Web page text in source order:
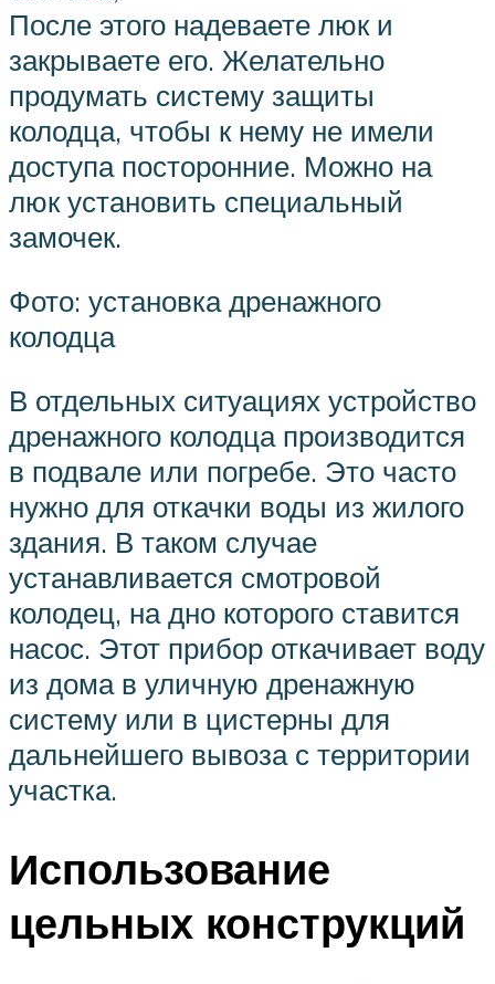
После этого надеваете люк и
закрываете его. Желательно
продумать систему защиты
колодца, чтобы к нему не имели
доступа посторонние. Можно на
люк установить специальный
замочек.
Фото: установка дренажного
колодца
В отдельных ситуациях устройство
дренажного колодца производится
в подвале или погребе. Это часто
нужно для откачки воды из жилого
здания. В таком случае
устанавливается смотровой
колодец, на дно которого ставится
насос. Этот прибор откачивает воду
из дома в уличную дренажную
систему или в цистерны для
дальнейшего вывоза с территории
участка.
Использование
цельных конструкций